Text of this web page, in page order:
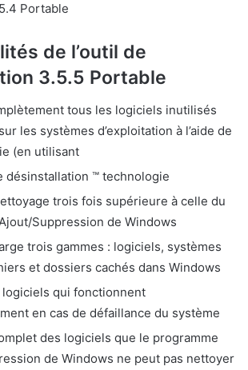
Portable
de l’outil de
3.5.5 Portable
tous les logiciels inutilisés
les systèmes d’exploitation à l’aide de
(en utilisant
désinstallation ™ technologie
trois fois supérieure à celle du
Suppression de Windows
trois gammes : logiciels, systèmes
et dossiers cachés dans Windows
qui fonctionnent
en cas de défaillance du système
des logiciels que le programme
de Windows ne peut pas nettoyer